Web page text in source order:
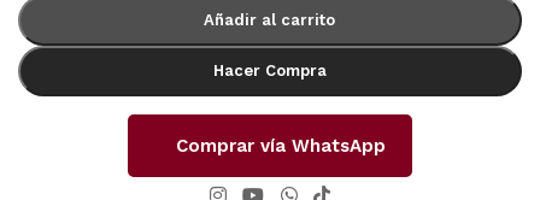
Añadir al carrito
Hacer Compra
Comprar vía WhatsApp